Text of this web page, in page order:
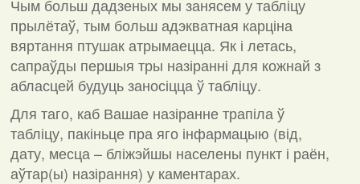
Чым больш дадзеных мы занясем у табліцу
прылётаў, тым больш адэкватная карціна
вяртання птушак атрымаецца. Як і летась,
сапраўды першыя тры назіранні для кожнай з
абласцей будуць заносіцца ў табліцу.
Для таго, каб Вашае назіранне трапіла ў
табліцу, пакіньце пра яго інфармацыю (від,
дату, месца – бліжэйшы населены пункт і раён,
аўтар(ы) назірання) у каментарах.